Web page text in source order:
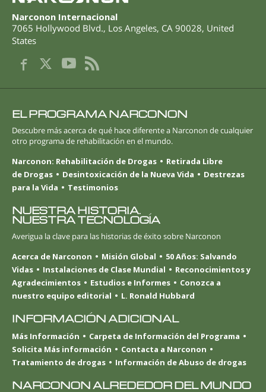
Narconon Internacional
7065 Hollywood Blvd., Los Angeles, CA 90028, United
States
EL PROGRAMA NARCONON
Descubre más acerca de qué hace diferente a Narconon de cualquier
otro programa de rehabilitación en el mundo.
Narconon: Rehabilitación de Drogas
Retirada Libre
de Drogas
Desintoxicación de la Nueva Vida
Destrezas
para la Vida
Testimonios
NUESTRA HISTORIA.
NUESTRA TECNOLOGÍA
Averigua la clave para las historias de éxito sobre Narconon
Acerca de Narconon
Misión Global
50 Años: Salvando
Vidas
Instalaciones de Clase Mundial
Reconocimientos y
Agradecimientos
Estudios e Informes
Conozca a
nuestro equipo editorial
L. Ronald Hubbard
INFORMACIÓN ADICIONAL
Más Información
Carpeta de Información del Programa
Solicita Más información
Contacta a Narconon
Tratamiento de drogas
Información de Abuso de drogas
NARCONON ALREDEDOR DEL MUNDO